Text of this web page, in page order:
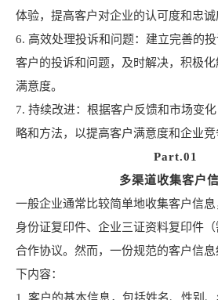
体验，提高客户对企业的认可度和忠诚
6. 高效处理投诉和问题：建立完善的
客户的投诉和问题，及时解决，积极
满意度。
7. 持续改进：根据客户反馈和市场变
略和方法，以提高客户满意度和企业竞
Part.01
多渠道收集客户
一般企业通常比较简单地收集客户信
身份证复印件、企业三证资料复印件
合作协议。然而，一份规范的客户信
下内容：